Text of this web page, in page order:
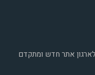
אתר חדש ומתקדם